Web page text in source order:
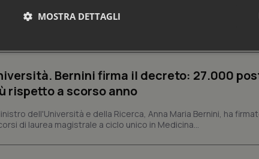
dei Ministri ha dato il via libera al Decreto PA nei giorni
urgenti per la funzionalità della pubblica amministrazione. Tra
Bernini firma il decreto: 27.000
rispetto a scorso anno
dell'Università e della Ricerca, Anna Maria Bernini, ha
di laurea magistrale a ciclo unico in Medicina...
MOSTRA DETTAGLI
Necessari Statistici